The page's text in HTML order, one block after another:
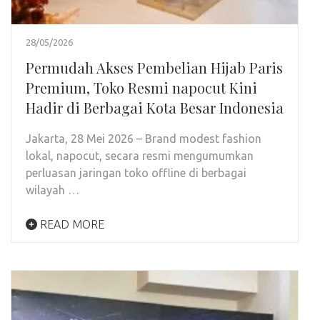
28/05/2026
Permudah Akses Pembelian Hijab Paris
Premium, Toko Resmi napocut Kini
Hadir di Berbagai Kota Besar Indonesia
Jakarta, 28 Mei 2026 – Brand modest fashion
lokal, napocut, secara resmi mengumumkan
perluasan jaringan toko offline di berbagai
wilayah …
READ MORE